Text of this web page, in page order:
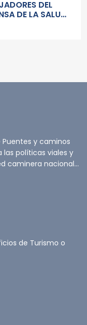
DEL
DE LA SALUD
Puentes y caminos
las políticas viales y
caminera nacional...
de Turismo o